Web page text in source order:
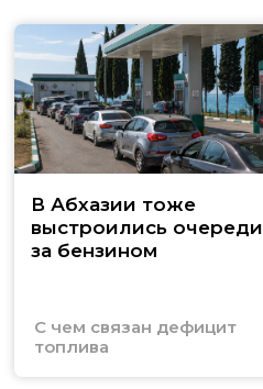
В Абхазии тоже
выстроились очереди
за бензином
С чем связан дефицит
топлива